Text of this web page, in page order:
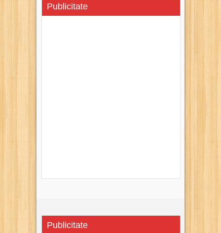
Publicitate
Publicitate